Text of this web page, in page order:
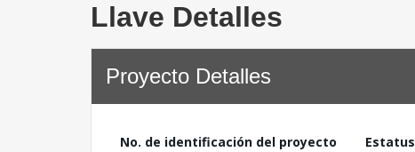
Llave Detalles
Proyecto Detalles
No. de identificación del proyecto
Estatus